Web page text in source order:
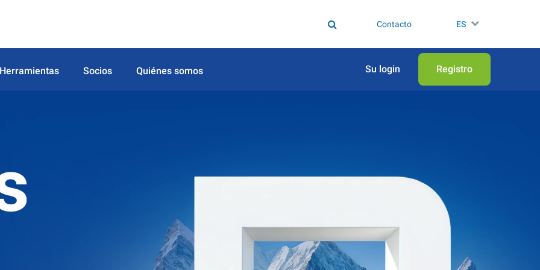
Contacto ES
Herramientas Socios Quiénes somos Su login Registro